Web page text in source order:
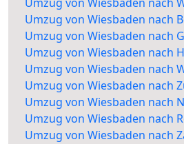
Umzug von Wiesbaden nach
Umzug von Wiesbaden nach
Umzug von Wiesbaden nach
Umzug von Wiesbaden nach
Umzug von Wiesbaden nach
Umzug von Wiesbaden nach
Umzug von Wiesbaden nach
Umzug von Wiesbaden nach